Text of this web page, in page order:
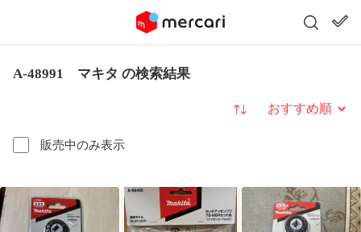
A-48991 マキタ の検索結果
販売中のみ表示
並び替え